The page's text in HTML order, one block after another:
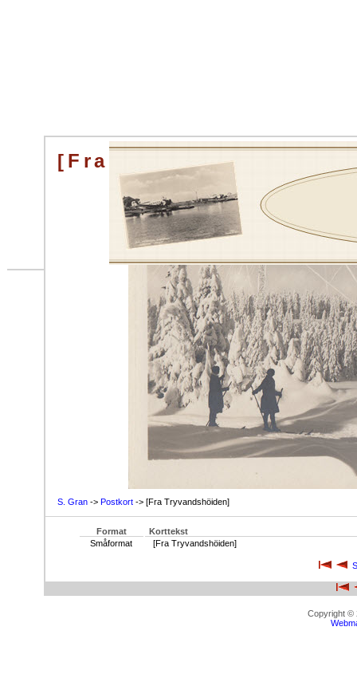
[Fra Tryvandshöiden]
S. Gran -> Postkort -> [Fra Tryvandshöiden]
Format
Korttekst
Småformat
[Fra Tryvandshöiden]
Copyright ©